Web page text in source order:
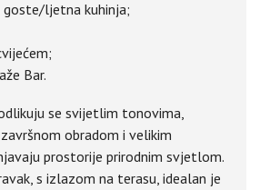
goste/ljetna kuhinja;
Bar.
se svijetlim tonovima,
obradom i velikim
prostorije prirodnim svjetlom.
s izlazom na terasu, idealan je